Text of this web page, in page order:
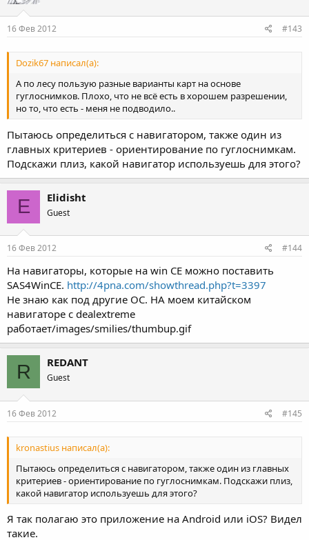
16 Фев 2012 #143
Dozik67 написал(а):
А по лесу пользую разные варианты карт на основе
гуглоснимков. Плохо, что не всё есть в хорошем разрешении,
но то, что есть - меня не подводило..
Пытаюсь определиться с навигатором, также один из
главных критериев - ориентирование по гуглоснимкам.
Подскажи плиз, какой навигатор используешь для этого?
E Elidisht
Guest
16 Фев 2012 #144
На навигаторы, которые на win CE можно поставить
SAS4WinCE. http://4pna.com/showthread.php?t=3397
Не знаю как под другие ОС. НА моем китайском
навигаторе с dealextreme
работает/images/smilies/thumbup.gif
R REDANT
Guest
16 Фев 2012 #145
kronastius написал(а):
Пытаюсь определиться с навигатором, также один из главных
критериев - ориентирование по гуглоснимкам. Подскажи плиз,
какой навигатор используешь для этого?
Я так полагаю это приложение на Android или iOS? Видел
такие.